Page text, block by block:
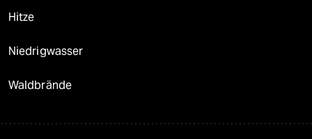
Hitze
Niedrigwasser
Waldbrände